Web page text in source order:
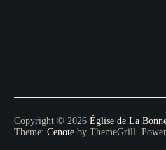
Copyright © 2026 Église de La
Theme: Cenote by ThemeGrill.